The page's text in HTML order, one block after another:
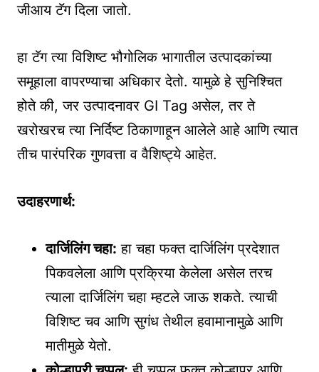
जीआय टॅग दिला जातो.
हा टॅग त्या विशिष्ट भौगोलिक भागातील उत्पादकांच्या
समूहाला वापरण्याचा अधिकार देतो. यामुळे हे सुनिश्चित
होते की, जर उत्पादनावर GI Tag असेल, तर ते
खरोखरच त्या निर्दिष्ट ठिकाणाहून आलेले आहे आणि त्यात
तीच पारंपरिक गुणवत्ता व वैशिष्ट्ये आहेत.
उदाहरणार्थ:
दार्जिलिंग चहा: हा चहा फक्त दार्जिलिंग प्रदेशात
पिकवलेला आणि प्रक्रिया केलेला असेल तरच
त्याला दार्जिलिंग चहा म्हटले जाऊ शकते. त्याची
विशिष्ट चव आणि सुगंध तेथील हवामानामुळे आणि
मातीमुळे येतो.